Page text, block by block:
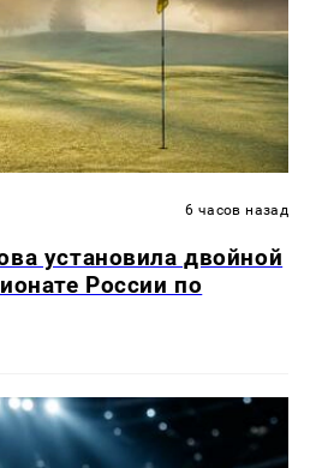
6 часов назад
установила двойной
России по